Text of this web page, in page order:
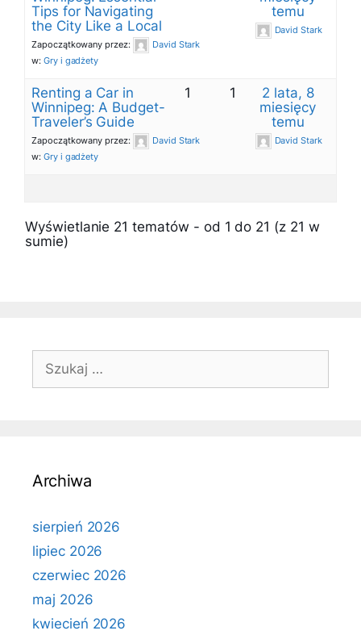
Tips for Navigating
the City Like a Local
Zapoczątkowany przez:
David Stark
w: Gry i gadżety
temu
David Stark
Renting a Car in
Winnipeg: A Budget-
Traveler’s Guide
Zapoczątkowany przez:
David Stark
w: Gry i gadżety
1 1
2 lata, 8
miesięcy
temu
David Stark
Wyświetlanie 21 tematów - od 1 do 21 (z 21 w
sumie)
Szukaj:
Archiwa
sierpień 2026
lipiec 2026
czerwiec 2026
maj 2026
kwiecień 2026